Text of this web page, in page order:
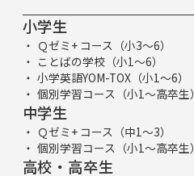
小学生
Ｑゼミ+ コース（小3～6）
ことばの学校（小1～6）
小学英語YOM-TOX（小1～6）
個別学習コース（小1～高卒生）
中学生
Ｑゼミ+ コース（中1～3）
個別学習コース（小1～高卒生）
高校・高卒生